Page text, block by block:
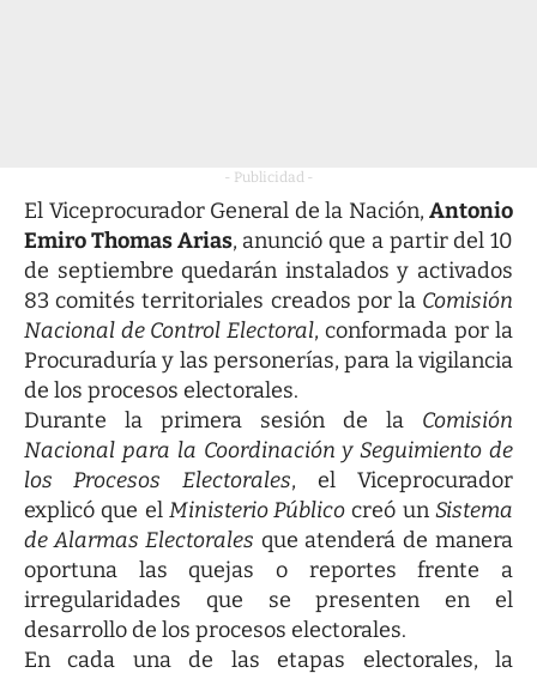
- Publicidad -
El Viceprocurador General de la Nación, Antonio
Emiro Thomas Arias, anunció que a partir del 10
de septiembre quedarán instalados y activados
83 comités territoriales creados por la Comisión
Nacional de Control Electoral, conformada por la
Procuraduría y las personerías, para la vigilancia
de los procesos electorales.
Durante la primera sesión de la Comisión
Nacional para la Coordinación y Seguimiento de
los Procesos Electorales, el Viceprocurador
explicó que el Ministerio Público creó unSistema
de Alarmas Electorales que atenderá de manera
oportuna las quejas o reportes frente a
irregularidades que se presenten en el
desarrollo de los procesos electorales.
En cada una de las etapas electorales, la